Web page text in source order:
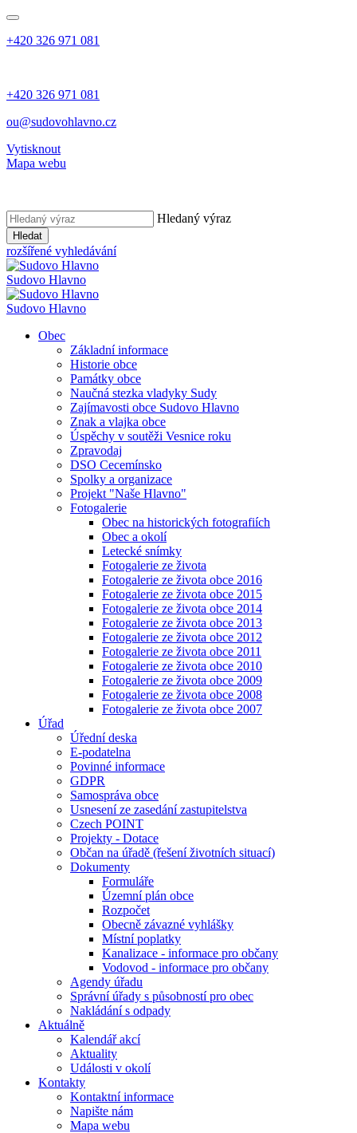
+420 326 971 081
+420 326 971 081
ou@sudovohlavno.cz
Vytisknout
Mapa webu
Hledaný výraz
Hledat
rozšířené vyhledávání
Sudovo Hlavno
Sudovo Hlavno
Obec
Základní informace
Historie obce
Památky obce
Naučná stezka vladyky Sudy
Zajímavosti obce Sudovo Hlavno
Znak a vlajka obce
Úspěchy v soutěži Vesnice roku
Zpravodaj
DSO Cecemínsko
Spolky a organizace
Projekt "Naše Hlavno"
Fotogalerie
Obec na historických fotografiích
Obec a okolí
Letecké snímky
Fotogalerie ze života
Fotogalerie ze života obce 2016
Fotogalerie ze života obce 2015
Fotogalerie ze života obce 2014
Fotogalerie ze života obce 2013
Fotogalerie ze života obce 2012
Fotogalerie ze života obce 2011
Fotogalerie ze života obce 2010
Fotogalerie ze života obce 2009
Fotogalerie ze života obce 2008
Fotogalerie ze života obce 2007
Úřad
Úřední deska
E-podatelna
Povinné informace
GDPR
Samospráva obce
Usnesení ze zasedání zastupitelstva
Czech POINT
Projekty - Dotace
Občan na úřadě (řešení životních situací)
Dokumenty
Formuláře
Územní plán obce
Rozpočet
Obecně závazné vyhlášky
Místní poplatky
Kanalizace - informace pro občany
Vodovod - informace pro občany
Agendy úřadu
Správní úřady s působností pro obec
Nakládání s odpady
Aktuálně
Kalendář akcí
Aktuality
Události v okolí
Kontakty
Kontaktní informace
Napište nám
Mapa webu